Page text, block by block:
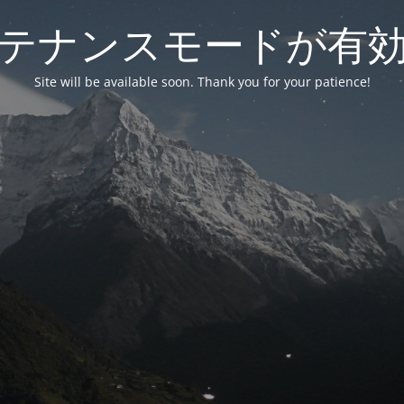
ナンスモードが有
Site will be available soon. Thank you for your patience!